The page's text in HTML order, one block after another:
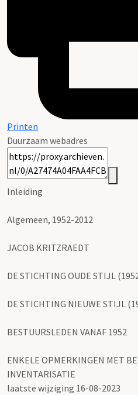
Printen
Duurzaam webadres
Inleiding
Algemeen, 1952-2012
JACOB KRITZRAEDT
DE STICHTING OUDE STIJL
DE STICHTING NIEUWE STIJL
BESTUURSLEDEN VANAF 1952
ENKELE OPMERKINGEN MET
INVENTARISATIE
laatste wijziging 16-08-2023